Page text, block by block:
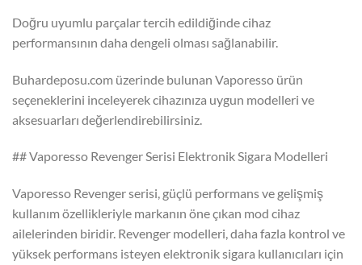
Doğru uyumlu parçalar tercih edildiğinde cihaz
performansının daha dengeli olması sağlanabilir.
Buhardeposu.com üzerinde bulunan Vaporesso ürün
seçeneklerini inceleyerek cihazınıza uygun modelleri ve
aksesuarları değerlendirebilirsiniz.
## Vaporesso Revenger Serisi Elektronik Sigara Modelleri
Vaporesso Revenger serisi, güçlü performans ve gelişmiş
kullanım özellikleriyle markanın öne çıkan mod cihaz
ailelerinden biridir. Revenger modelleri, daha fazla kontrol ve
yüksek performans isteyen elektronik sigara kullanıcıları için